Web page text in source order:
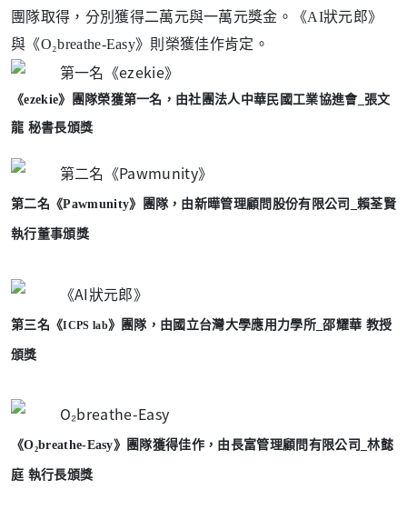
團隊取得，分別獲得二萬元與一萬元獎金。
《AI狀元郎》
與《O₂breathe-Easy》則榮獲佳作肯定 。
《ezekie》 團隊榮獲第一名， 由社團法人中華民國工業協進會_張文
龍 秘書長頒獎
第二名 《Pawmunity》團隊， 由新曄管理顧問股份有限公司_賴荃賢
執行董事頒獎
第三名 《ICPS lab》團隊， 由 國立台灣大學應用力學所_邵耀華 教授
頒獎
《O₂breathe-Easy》團隊獲得佳作， 由長富管理顧問有限公司_林懿
庭 執行長頒獎